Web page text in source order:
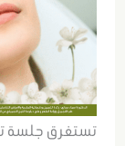
تستغرق جلسة